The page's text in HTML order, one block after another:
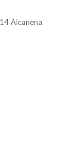
Alcanena